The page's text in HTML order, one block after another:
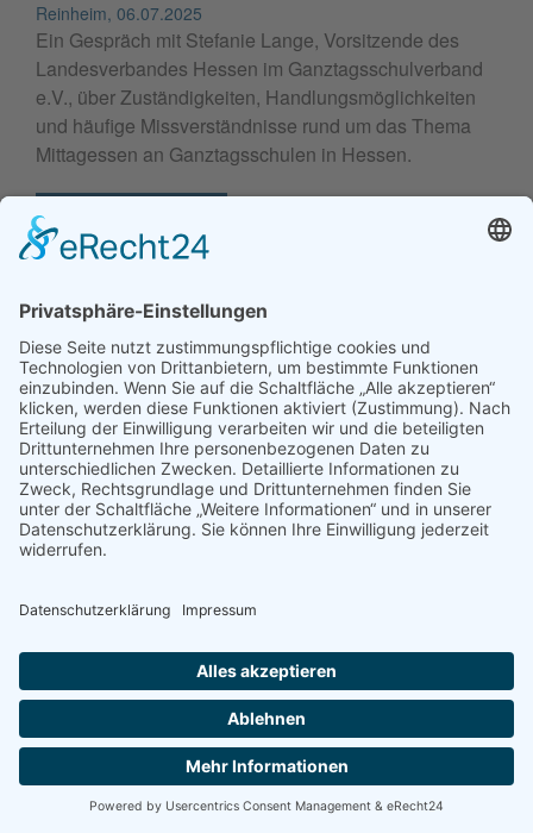
Reinheim, 06.07.2025
Ein Gespräch mit Stefanie Lange, Vorsitzende des
Landesverbandes Hessen im Ganztagsschulverband
e.V., über Zuständigkeiten, Handlungsmöglichkeiten
und häufige Missverständnisse rund um das Thema
Mittagessen an Ganztagsschulen in Hessen.
Kooperation im Feld Ganztagsschule
verstetigt
Frankfurt am Main, 16.06.2025
Der Wochenschau Verlag und der
Ganztagsschulverband e.V. verstärken ihre
Zusammenarbeit in einem Kooperationsvertrag. Die
Wochenschau Verlag in den Vertrieb genommen.